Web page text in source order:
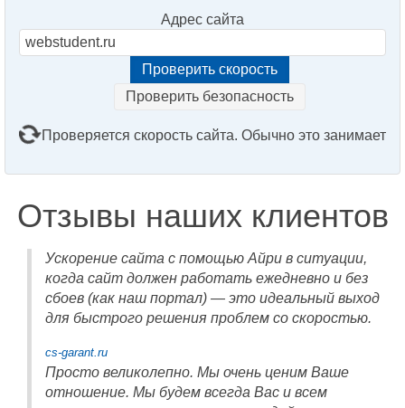
Адрес сайта
Проверить безопасность
Проверяется скорость сайта. Обычно это занимает
Отзывы наших клиентов
Ускорение сайта с помощью Айри в ситуации,
когда сайт должен работать ежедневно и без
сбоев (как наш портал) — это идеальный выход
для быстрого решения проблем со скоростью.
cs-garant.ru
Просто великолепно. Мы очень ценим Ваше
отношение. Мы будем всегда Вас и всем